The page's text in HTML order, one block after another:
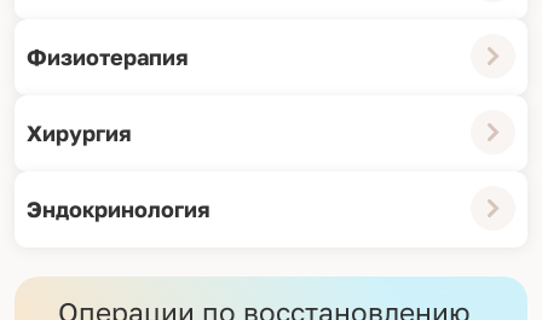
Физиотерапия
Хирургия
Эндокринология
Операции по восстановлению